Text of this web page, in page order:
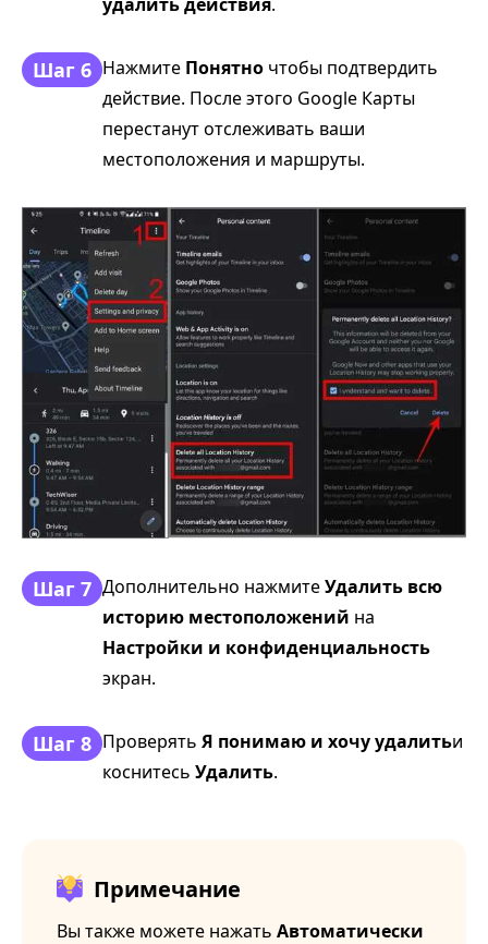
Шаг 6 Нажмите Понятно чтобы подтвердить
действие. После этого Google Карты
перестанут отслеживать ваши
местоположения и маршруты.
Шаг 7 Дополнительно нажмитеУдалить всю
историю местоположений на
Настройки и конфиденциальность
экран.
Шаг 8 Проверять Я понимаю и хочу удалитьи
коснитесь Удалить.
Примечание
Вы также можете нажать Автоматически